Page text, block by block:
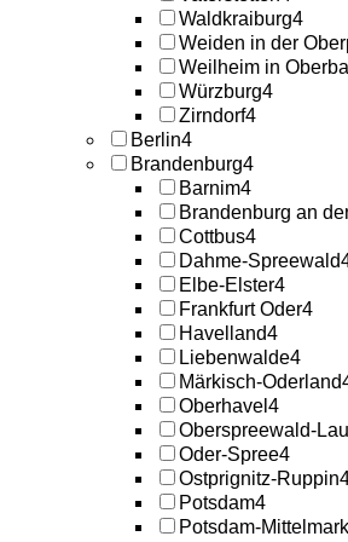
Waldkraiburg4
Weiden in der
Weilheim in
Würzburg4
Zirndorf4
Berlin4
Brandenburg4
Barnim4
Brandenburg an
Cottbus4
Dahme-Spreewald
Elbe-Elster4
Frankfurt Oder4
Havelland4
Liebenwalde4
Märkisch-Oderland
Oberhavel 4
Oberspreewald-
Oder-Spree4
Ostprignitz-Ruppin
Potsdam4
Potsdam-Mittelmark